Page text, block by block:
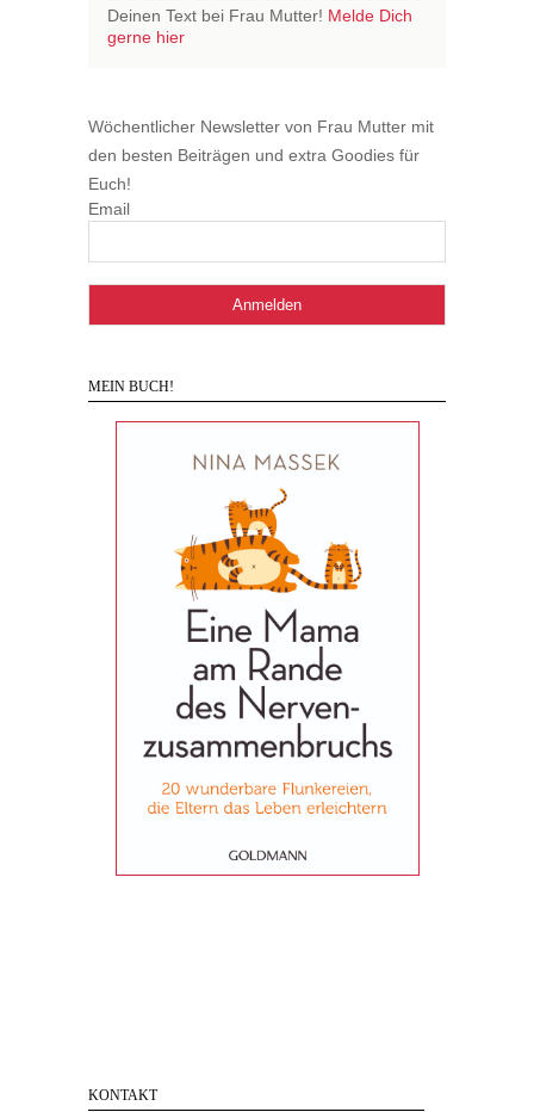
Deinen Text bei Frau Mutter! Melde Dich
gerne hier
Wöchentlicher Newsletter von Frau Mutter mit
den besten Beiträgen und extra Goodies für
Euch!
Email
MEIN BUCH!
KONTAKT